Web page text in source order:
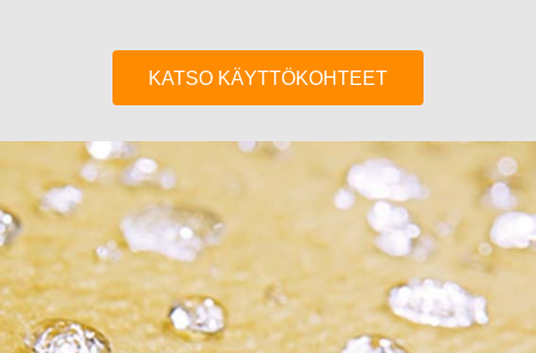
KATSO KÄYTTÖKOHTEET